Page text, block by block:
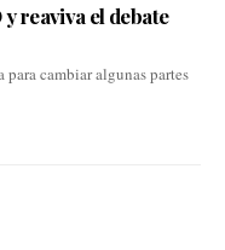
y reaviva el debate
cambiar algunas partes